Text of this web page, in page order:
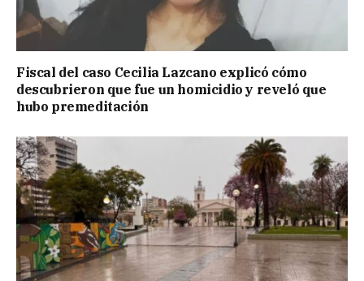
Fiscal del caso Cecilia Lazcano explicó cómo
descubrieron que fue un homicidio y reveló que
hubo premeditación